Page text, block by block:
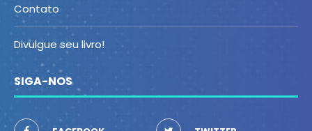
Contato
Divulgue seu livro!
SIGA-NOS